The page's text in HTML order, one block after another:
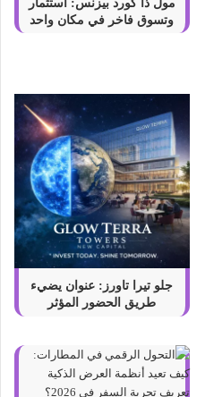
مول ذا كورد بيزنس: استثمار
وتسوق فاخر في مكان واحد
جلو تيرا تاورز: عنوان يضيء
طريق الحضور المؤثر